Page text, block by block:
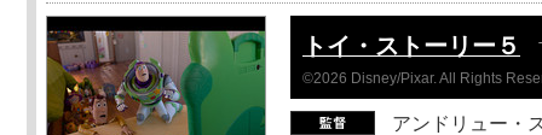
トイ・ストーリー５
©2026 Disney/Pixar. All Rights
アンドリュー・